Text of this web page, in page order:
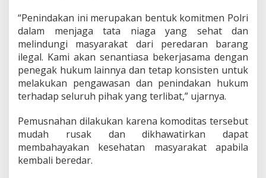
s
n
M
a
l
a
y
s
a
“Penindakan ini merupakan bentuk komitmen Polri
dalam menjaga tata niaga yang sehat dan
melindungi masyarakat dari peredaran barang
ilegal. Kami akan senantiasa bekerjasama dengan
penegak hukum lainnya dan tetap konsisten untuk
melakukan pengawasan dan penindakan hukum
terhadap seluruh pihak yang terlibat,” ujarnya.
Pemusnahan dilakukan karena komoditas tersebut
mudah rusak dan dikhawatirkan dapat
membahayakan kesehatan masyarakat apabila
kembali beredar.